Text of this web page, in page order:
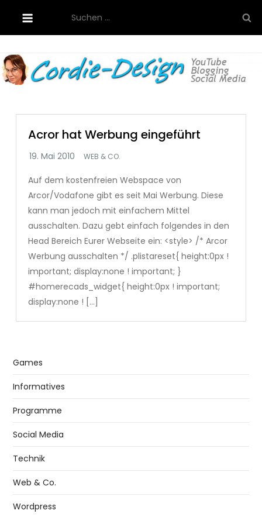
content
nach:
Cordie-Design
Acror hat Werbung eingeführt
WEB & CO.
Auf dem kostenfreien Webspace von
Arcor/Vodafone gibt es seit Mai Werbung. Diese
kann man jedoch mit einfachem Mittel
ausschalten. Dazu gebt einfach folgendes in den
Head Bereich Eurer Webseite ein: <style> /* Arcor
Werbung ausschalten */ .plistareset{ height:0px !
important; display:none ! important; }
#homerecads_widget{ height:0px ! important;
display:none ! […]
Games
Informatives
Programme
Social Media
Technik
Web & Co.
Wordpress